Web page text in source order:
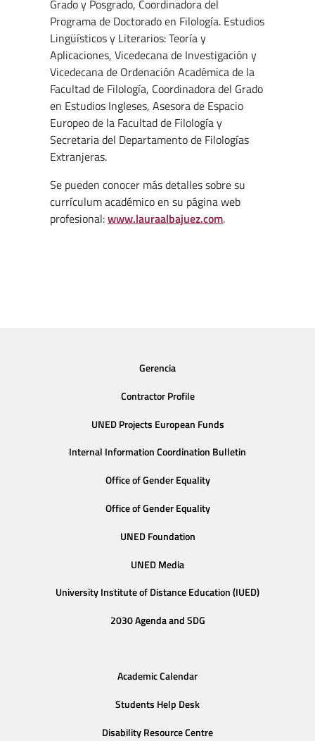
Grado y Posgrado, Coordinadora del
Programa de Doctorado en Filología. Estudios
Lingüísticos y Literarios: Teoría y
Aplicaciones, Vicedecana de Investigación y
Vicedecana de Ordenación Académica de la
Facultad de Filología, Coordinadora del Grado
en Estudios Ingleses, Asesora de Espacio
Europeo de la Facultad de Filología y
Secretaria del Departamento de Filologías
Extranjeras.
Se pueden conocer más detalles sobre su
currículum académico en su página web
profesional:www.lauraalbajuez.com.
Gerencia
Contractor Profile
UNED Projects European Funds
Internal Information Coordination Bulletin
Office of Gender Equality
Office of Gender Equality
UNED Foundation
UNED Media
University Institute of Distance Education (IUED)
2030 Agenda and SDG
Academic Calendar
Students Help Desk
Disability Resource Centre